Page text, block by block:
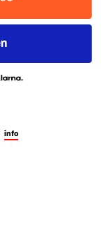
info